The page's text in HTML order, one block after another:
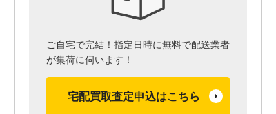
ご自宅で完結！指定日時に無料で配送業者
が集荷に伺います！
宅配買取査定申込はこちら